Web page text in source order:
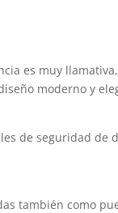
es muy
moderno y
de seguridad de
también como